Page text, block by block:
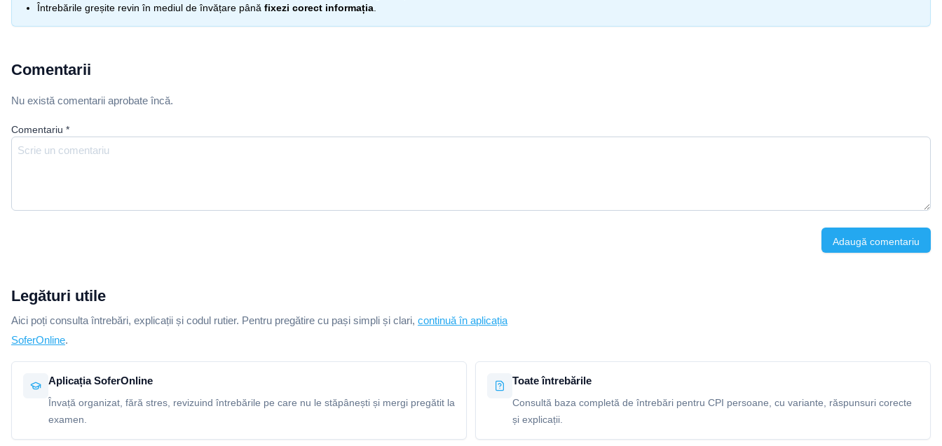
Întrebările greșite revin în mediul de învățare până fixezi corect informația
Comentarii
Nu există comentarii aprobate încă.
Comentariu *
Adaugă comentariu
Legături utile
Aici poți consulta întrebări, explicații și codul rutier. Pentru pregătire cu pași simpli și clari, continuă în aplicația
SoferOnline.
Aplicația SoferOnline
Învață organizat, fără stres, revizuind întrebările pe care nu le stăpânești și mergi pregătit la
examen.
Toate întrebările
Consultă baza completă de întrebări pentru CPI persoane, cu variante, răspunsuri corecte
și explicații.